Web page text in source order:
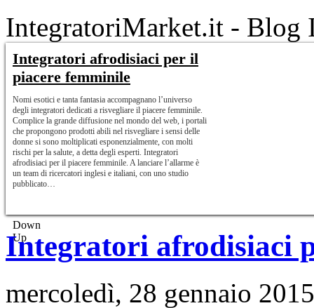
IntegratoriMarket.it - Blog
Integratori afrodisiaci per il
piacere femminile
Nomi esotici e tanta fantasia accompagnano l’universo
degli integratori dedicati a risvegliare il piacere femminile.
Complice la grande diffusione nel mondo del web, i portali
che propongono prodotti abili nel risvegliare i sensi delle
donne si sono moltiplicati esponenzialmente, con molti
rischi per la salute, a detta degli esperti. Integratori
afrodisiaci per il piacere femminile. A lanciare l’allarme è
un team di ricercatori inglesi e italiani, con uno studio
pubblicato…
Il peso forma in base ad
altezza e peso
Il peso forma è un parametro che indica il corretto stato di
sull’indice di massa corporea, chiamato in gergo IMC, il
quale tiene conto del rapporto fra peso e altezza delle
Down
Up
Integratori afrodisiaci
mercoledì, 28 gennaio 2015